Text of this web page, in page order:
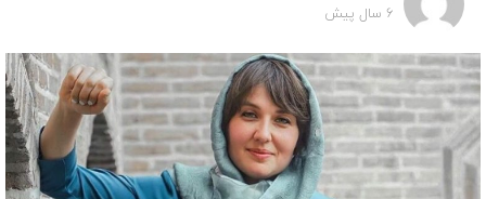
6 سال پیش